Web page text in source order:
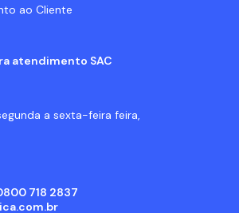
ao Cliente
atendimento SAC
a sexta-feira feira,
718 2837